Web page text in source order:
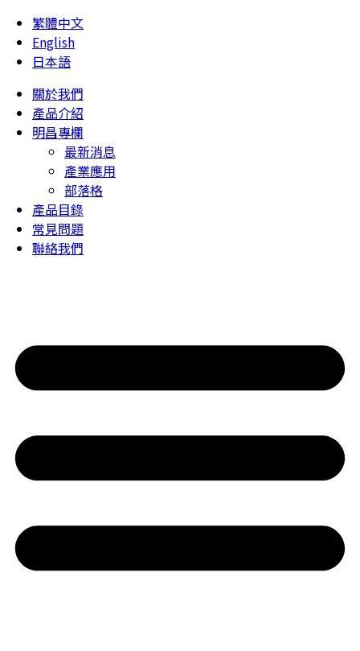
繁體中文
English
日本語
關於我們
產品介紹
明昌專欄
最新消息
產業應用
部落格
產品目錄
常見問題
聯絡我們